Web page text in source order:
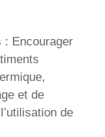
: Encourager
et de
de